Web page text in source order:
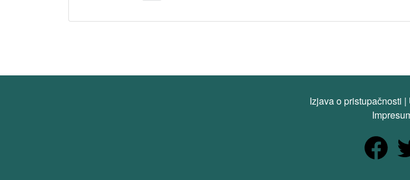
Izjava o pristupačnosti |